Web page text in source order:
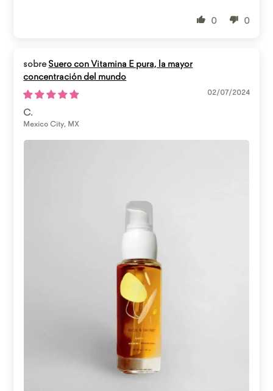
0 0
Suero con Vitamina E pura, la mayor
concentración del mundo
02/07/2024
C.
Mexico City, MX